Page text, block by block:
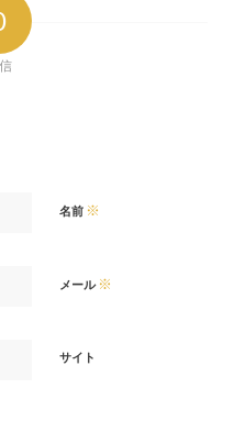
名前 ※
メール ※
サイト